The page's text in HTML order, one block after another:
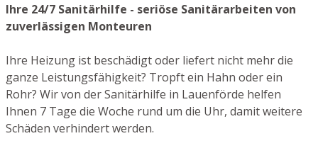
Ihre 24/7 Sanitärhilfe - seriöse Sanitärarbeiten von
zuverlässigen Monteuren
Ihre Heizung ist beschädigt oder liefert nicht mehr die
ganze Leistungsfähigkeit? Tropft ein Hahn oder ein
Rohr? Wir von der Sanitärhilfe in Lauenförde helfen
Ihnen 7 Tage die Woche rund um die Uhr, damit weitere
Schäden verhindert werden.